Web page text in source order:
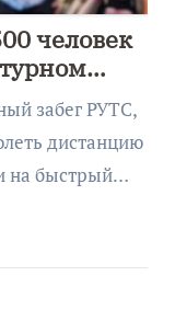
человек
забег РУТС,
дистанцию
на быстрый…